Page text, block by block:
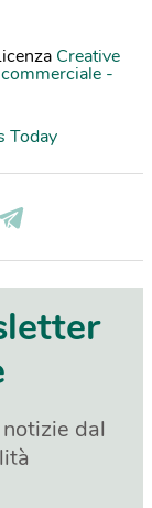
Creative
-
Today
dal